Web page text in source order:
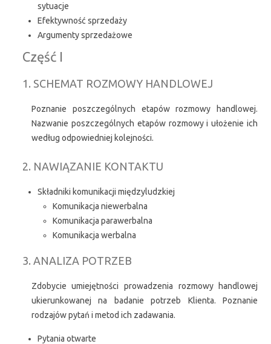
sytuacje
Efektywność sprzedaży
Argumenty sprzedażowe
Część I
1. SCHEMAT ROZMOWY HANDLOWEJ
Poznanie poszczególnych etapów rozmowy handlowej.
Nazwanie poszczególnych etapów rozmowy i ułożenie ich
według odpowiedniej kolejności.
2. NAWIĄZANIE KONTAKTU
Składniki komunikacji międzyludzkiej
Komunikacja niewerbalna
Komunikacja parawerbalna
Komunikacja werbalna
3. ANALIZA POTRZEB
Zdobycie umiejętności prowadzenia rozmowy handlowej
ukierunkowanej na badanie potrzeb Klienta. Poznanie
rodzajów pytań i metod ich zadawania.
Pytania otwarte